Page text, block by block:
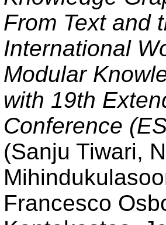
From Text and
International
Modular
with 19th
Conference
(Sanju Tiwari,
Francesco